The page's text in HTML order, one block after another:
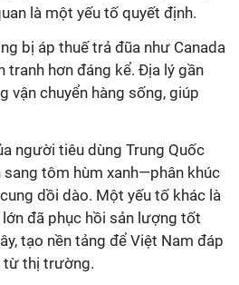
là một yếu tố quyết định.
bị áp thuế trả đũa như Canada
tranh hơn đáng kể. Địa lý gần
vận chuyển hàng sống, giúp
người tiêu dùng Trung Quốc
sang tôm hùm xanh—phân khúc
dồi dào. Một yếu tố khác là
đã phục hồi sản lượng tốt
tạo nền tảng để Việt Nam đáp
từ thị trường.